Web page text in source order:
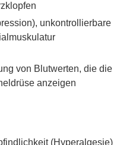
unkontrollierbare
von Blutwerten, die die
anzeigen
(Hyperalgesie)